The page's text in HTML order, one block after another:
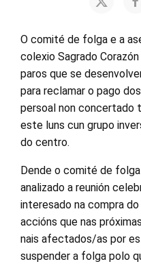
O comité de folga e a
colexio Sagrado
paros que se
para reclamar o pago
persoal non concertado
este luns cun grupo
do centro.
Dende o comité de
analizado a reunión
interesado na compra
accións que nas
nais afectados/as por
suspender a folga polo